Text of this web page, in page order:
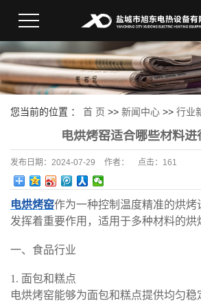
您当前的位置 ： 首 页 >> 新闻中心 >> 行业
电烘烤窑适合哪些材料进
发布日期： 2024-07-29 作者： 点击： 161
电烘烤窑作为一种控制温度精准的烘烤
发挥着重要作用，适用于多种材料的烘
一、食品行业
1. 面包和糕点
电烘烤窑能够为面包和糕点提供均匀